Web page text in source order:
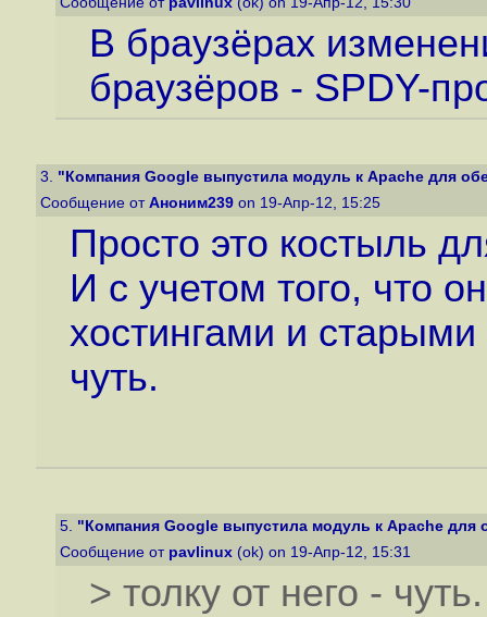
В браузёрах
браузёров - SPDY-
3. "Компания Google выпустила модуль к Apache для
Сообщение от Аноним239 on 19-Апр-12, 15:25
Просто это костыль
И с учетом того, что
хостингами и старыми
чуть.
5. "Компания Google выпустила модуль к Apache для
Сообщение от pavlinux (ok) on 19-Апр-12, 15:31
> толку от него - чуть.